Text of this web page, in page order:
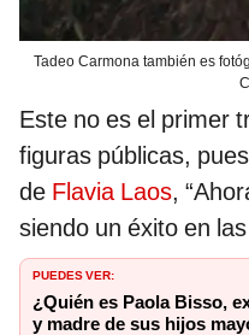
Tadeo Carmona también es
Este no es el primer
figuras públicas,
de Flavia Laos,
siendo un éxito en
PUEDES VER:
¿Quién es Paola Bisso,
y madre de sus hijos